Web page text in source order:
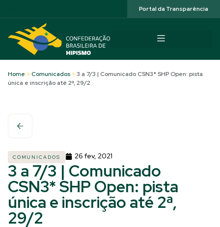
Portal da Transparência
Home > Comunicados > 3 a 7/3 | Comunicado CSN3* SHP Open: pista
única e inscrição até 2ª, 29/2
COMUNICADOS 26 fev, 2021
3 a 7/3 | Comunicado
CSN3* SHP Open: pista
única e inscrição até 2ª,
29/2